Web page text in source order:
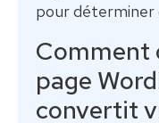
pour déterminer
Comment
page
convertit